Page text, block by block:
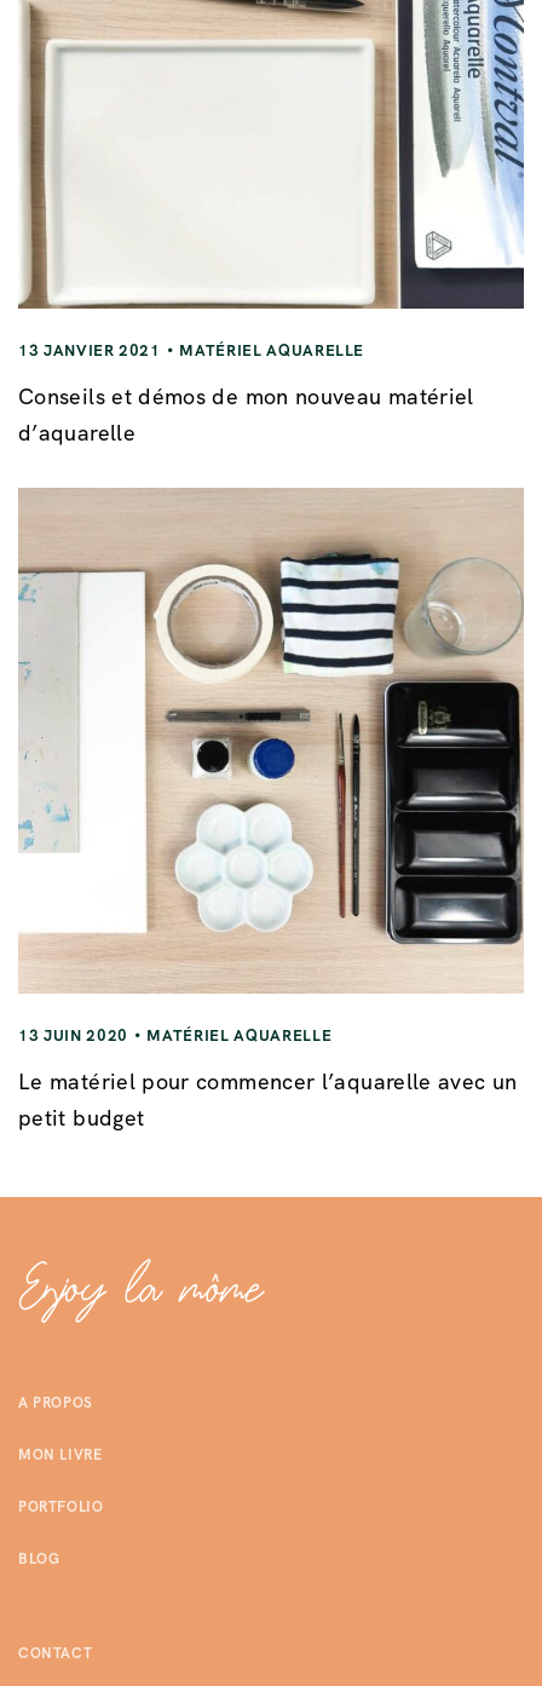
13 JANVIER 2021 MATÉRIEL AQUARELLE
Conseils et démos de mon nouveau matériel
d’aquarelle
13 JUIN 2020 MATÉRIEL AQUARELLE
Le matériel pour commencer l’aquarelle avec un
petit budget
A PROPOS
MON LIVRE
PORTFOLIO
BLOG
CONTACT